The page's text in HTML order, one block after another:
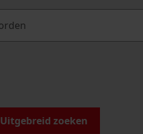
Uitgebreid zoeken